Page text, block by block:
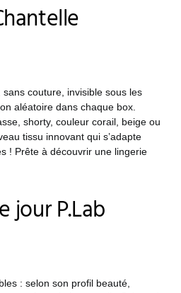
couture, invisible sous les
aléatoire dans chaque box.
shorty, couleur corail, beige ou
tissu innovant qui s’adapte
! Prête à découvrir une lingerie
jour P.Lab
: selon son profil beauté,